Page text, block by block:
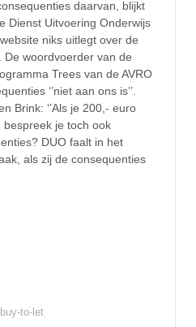
daarvan, blijkt
Dienst Uitvoering Onderwijs
niks uitlegt over de
woordvoerder van de
Trees van de AVRO
‘’niet aan ons is’’.
Brink: ‘’Als je 200,- euro
je toch ook
DUO faalt in het
als zij de consequenties
to-let